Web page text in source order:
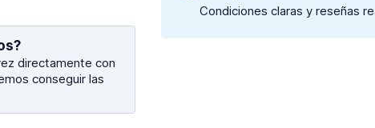
directamente con
conseguir las
Condiciones claras y reseñas